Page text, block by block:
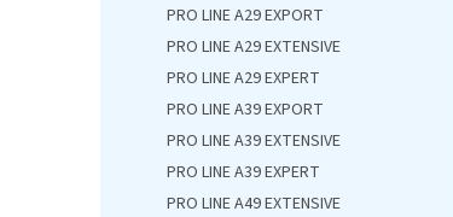
PRO LINE A29 EXPORT
PRO LINE A29 EXTENSIVE
PRO LINE A29 EXPERT
PRO LINE A39 EXPORT
PRO LINE A39 EXTENSIVE
PRO LINE A39 EXPERT
PRO LINE A49 EXTENSIVE